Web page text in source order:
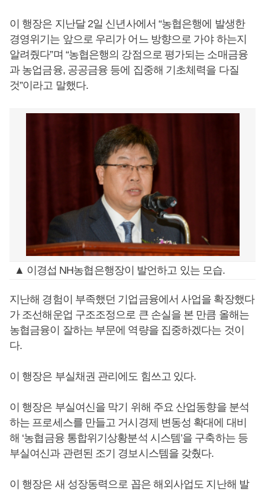
이 행장은 지난달 2일 신년사에서 “농협은행에 발생한
경영위기는 앞으로 우리가 어느 방향으로 가야 하는지
알려줬다”며 “농협은행의 강점으로 평가되는 소매금융
과 농업금융, 공공금융 등에 집중해 기초체력을 다질
것”이라고 말했다.
▲ 이경섭 NH농협은행장이 발언하고 있는 모습.
지난해 경험이 부족했던 기업금융에서 사업을 확장했다
가 조선해운업 구조조정으로 큰 손실을 본 만큼 올해는
농협금융이 잘하는 부문에 역량을 집중하겠다는 것이
다.
이 행장은 부실채권 관리에도 힘쓰고 있다.
이 행장은 부실여신을 막기 위해 주요 산업동향을 분석
하는 프로세스를 만들고 거시경제 변동성 확대에 대비
해 ‘농협금융 통합위기상황분석 시스템’을 구축하는 등
부실여신과 관련된 조기 경보시스템을 갖췄다.
이 행장은 새 성장동력으로 꼽은 해외사업도 지난해 발